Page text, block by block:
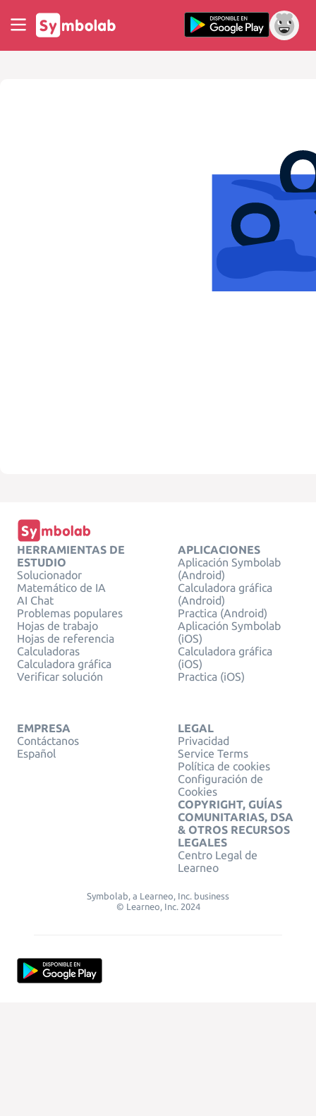
HERRAMIENTAS DE
ESTUDIO
Solucionador
Matemático de IA
AI Chat
Problemas populares
Hojas de trabajo
Hojas de referencia
Calculadoras
Calculadora gráfica
Verificar solución
APLICACIONES
Aplicación Symbolab
(Android)
Calculadora gráfica
(Android)
Practica (Android)
Aplicación Symbolab
(iOS)
Calculadora gráfica
(iOS)
Practica (iOS)
EMPRESA
Contáctanos
Español
LEGAL
Privacidad
Service Terms
Política de cookies
Configuración de
Cookies
COPYRIGHT, GUÍAS
COMUNITARIAS, DSA
& OTROS RECURSOS
LEGALES
Centro Legal de
Learneo
Symbolab, a Learneo, Inc. business
© Learneo, Inc. 2024